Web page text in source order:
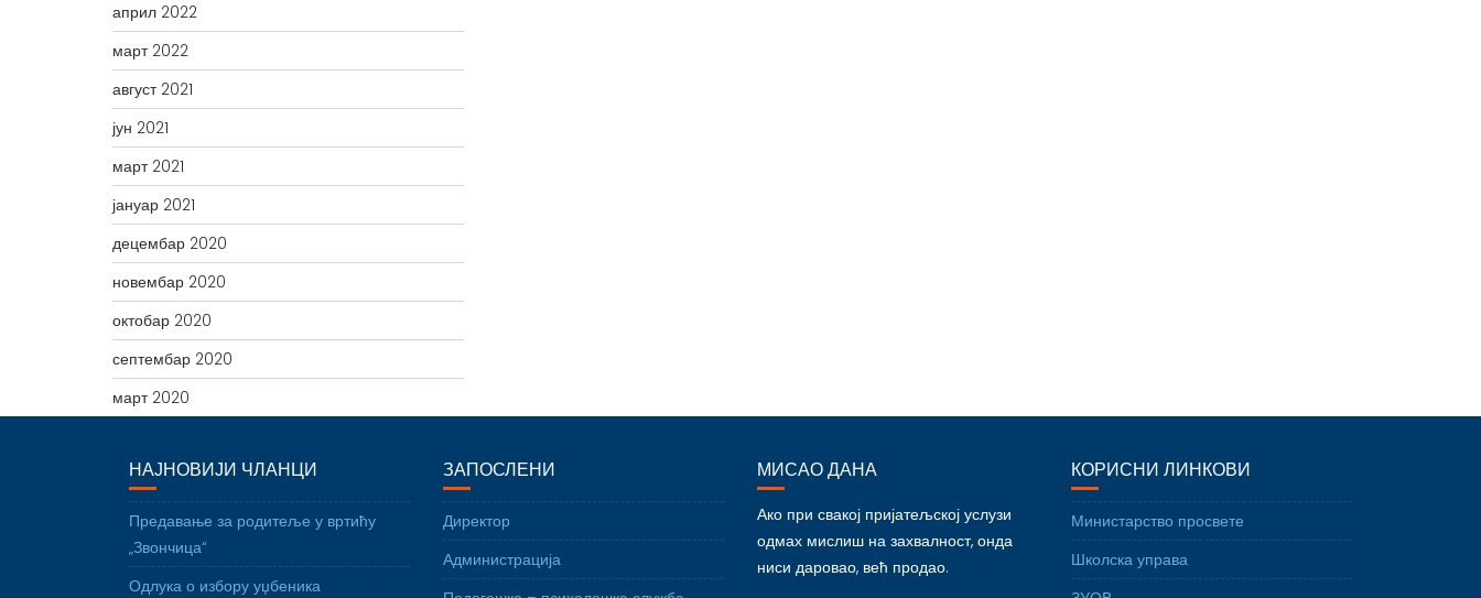
април 2022
март 2022
август 2021
јун 2021
март 2021
јануар 2021
децембар 2020
новембар 2020
октобар 2020
септембар 2020
март 2020
НАЈНОВИЈИ ЧЛАНЦИ
Предавање за родитеље у вртићу
„Звончица“
Одлука о избору уџбеника
ЗАПОСЛЕНИ
Директор
Администрација
МИСАО ДАНА
Ако при свакој пријатељској услузи
одмах мислиш на захвалност, онда
ниси даровао, већ продао.
КОРИСНИ ЛИНКОВИ
Министарство просвете
Школска управа